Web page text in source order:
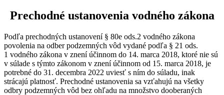
Prechodné ustanovenia vodného zákona
Podľa prechodných ustanovení § 80e ods.2 vodného zákona
povolenia na odber podzemných vôd vydané podľa § 21 ods.
1 vodného zákona v znení účinnom do 14. marca 2018, ktoré nie sú
v súlade s týmto zákonom v znení účinnom od 15. marca 2018, je
potrebné do 31. decembra 2022 uviesť s ním do súladu, inak
strácajú platnosť. Prechodné ustanovenia sa vzťahujú na všetky
odbry podzemných vôd bez ohľadu na množstvo dooberaných